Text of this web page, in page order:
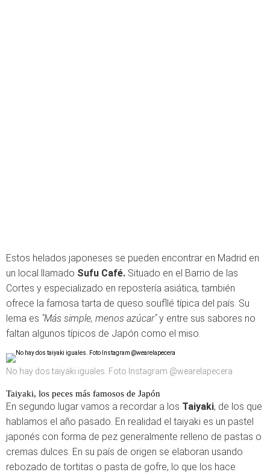
Estos helados japoneses se pueden encontrar en Madrid en
un local llamado Sufu Café. Situado en el Barrio de las
Cortes y especializado en repostería asiática, también
ofrece la famosa tarta de queso soufllé típica del país. Su
lema es "Más simple, menos azúcar"y entre sus sabores no
faltan algunos típicos de Japón como el miso.
No hay dos taiyaki iguales. Foto Instagram @wearelapecera
Taiyaki, los peces más famosos de Japón
En segundo lugar vamos a recordar a los Taiyaki, de los que
hablamos el año pasado. En realidad el taiyaki es un pastel
japonés con forma de pez generalmente relleno de pastas o
cremas dulces. En su país de origen se elaboran usando
rebozado de tortitas o pasta de gofre, lo que los hace